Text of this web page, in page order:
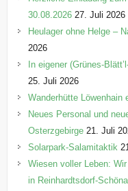
30.08.2026 27. Juli 2026
Heulager ohne Helge –
2026
In eigener (Grünes-
25. Juli 2026
Wanderhütte Löwenhain
Neues Personal und
Osterzgebirge 21. Juli
Solarpark-Salamitaktik
Wiesen voller Leben:
in Reinhardtsdorf-Schöna